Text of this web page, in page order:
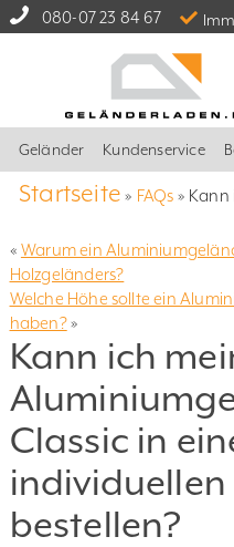
080-07 23 84 67
Geländer Kundenservice
Startseite » FAQs » Kann
« Warum ein
Holzgeländers?
Welche Höhe sollte ein
haben?»
Kann ich
Classic in
individuellen
bestellen?